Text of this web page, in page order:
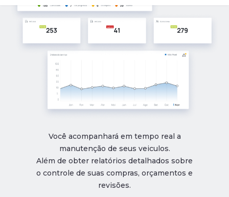
Você acompanhará em tempo real a
manutenção de seus veiculos.
Além de obter relatórios detalhados sobre
o controle de suas compras, orçamentos e
revisões.